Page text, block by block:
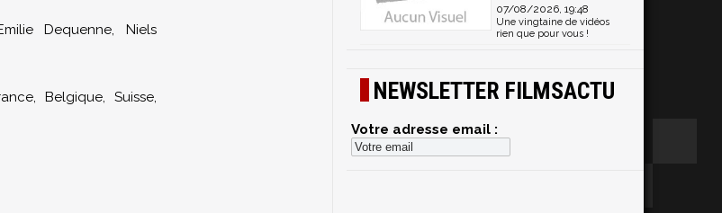
Dequenne,Niels
Belgique, Suisse,
07/08/2026, 19:48
Une vingtaine de vidéos
rien que pour vous !
NEWSLETTER FILMSACTU
Votre adresse email :